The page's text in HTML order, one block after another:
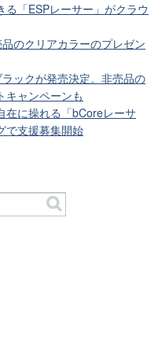
る「ESPレーサー」がクラウ
のクリアカラーのプレゼン
ックが発売決定。非売品の
キャンペーンも
在に操れる「bCoreレーサ
で支援募集開始